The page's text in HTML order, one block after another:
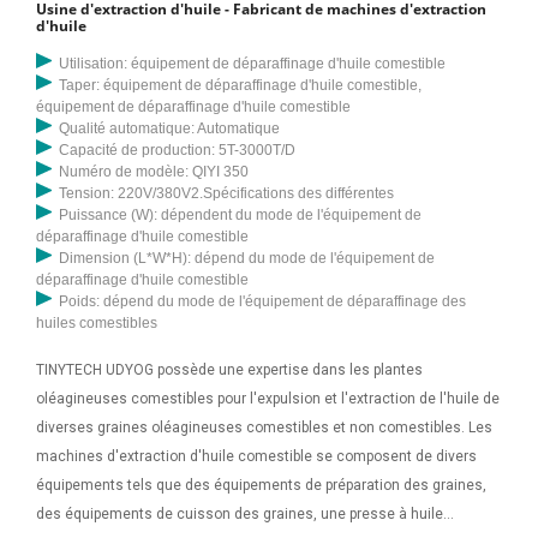
Usine d'extraction d'huile - Fabricant de machines d'extraction
d'huile
Utilisation: équipement de déparaffinage d'huile comestible
Taper: équipement de déparaffinage d'huile comestible,
équipement de déparaffinage d'huile comestible
Qualité automatique: Automatique
Capacité de production: 5T-3000T/D
Numéro de modèle: QIYI 350
Tension: 220V/380V2.Spécifications des différentes
Puissance (W): dépendent du mode de l'équipement de
déparaffinage d'huile comestible
Dimension (L*W*H): dépend du mode de l'équipement de
déparaffinage d'huile comestible
Poids: dépend du mode de l'équipement de déparaffinage des
huiles comestibles
TINYTECH UDYOG possède une expertise dans les plantes
oléagineuses comestibles pour l'expulsion et l'extraction de l'huile de
diverses graines oléagineuses comestibles et non comestibles. Les
machines d'extraction d'huile comestible se composent de divers
équipements tels que des équipements de préparation des graines,
des équipements de cuisson des graines, une presse à huile